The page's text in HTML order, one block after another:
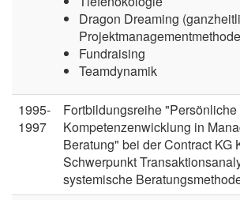
Dragon Dreaming
Fundraising
Teamdynamik
1995-
1997
Fortbildungsreihe "Persönliche
Kompetenzenwicklung in
Beratung" bei der Contract KG
Schwerpunkt
systemische